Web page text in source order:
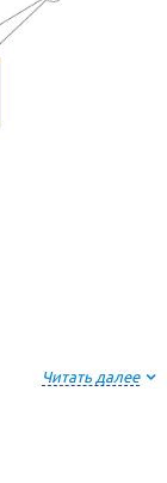
Читать далее